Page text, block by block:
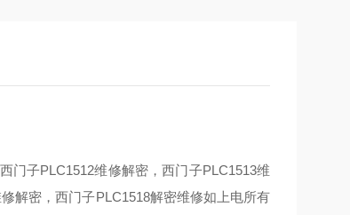
门子PLC1512维修解密，西门子PLC1513维
解密，西门子PLC1518解密维修如上电所有